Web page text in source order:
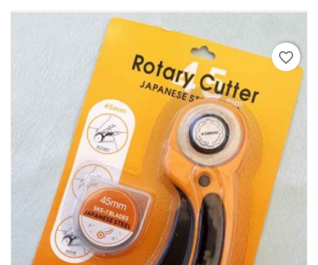
favorite_border